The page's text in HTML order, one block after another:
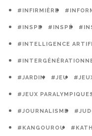
#INFIRMIÈRE
#INSPE #INSPÉ
#INTELLIGENCE
#JARDIN #JEU
#JEUX
#JOURNALISME
#KANGOUROU